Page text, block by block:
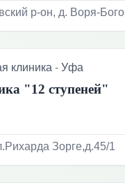
р-он, д. Воря-
клиника - Уфа
"12 ступеней"
Зорге,д.45/1